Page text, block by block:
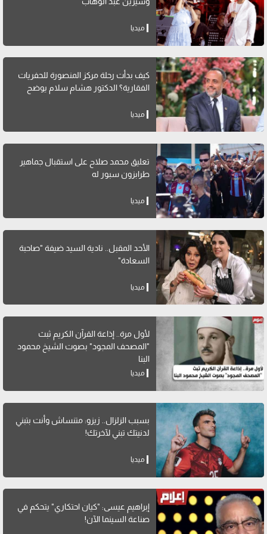
ميديا
كيف بدأت رحلة مركز المنصورة للحفريات
الفقارية؟ الدكتور هشام سلام يوضح
ميديا
تعليق محمد صلاح على استقبال جماهير
طرابزون سبور له
ميديا
الأحد المقبل.. نادية السيد ضيفة "صاحبة
السعادة"
ميديا
لأول مرة.. إذاعة القرآن الكريم ثبث
"المصحف المجود" بصوت الشيخ محمود
البنا
ميديا
بسبب الزلزال.. زيزو: متنساش وأنت بتبني
لدنيتك تبني لآخرتك!
ميديا
إبراهيم عيسى: "كيان احتكاري" يتحكم في
صناعة السينما الآن!